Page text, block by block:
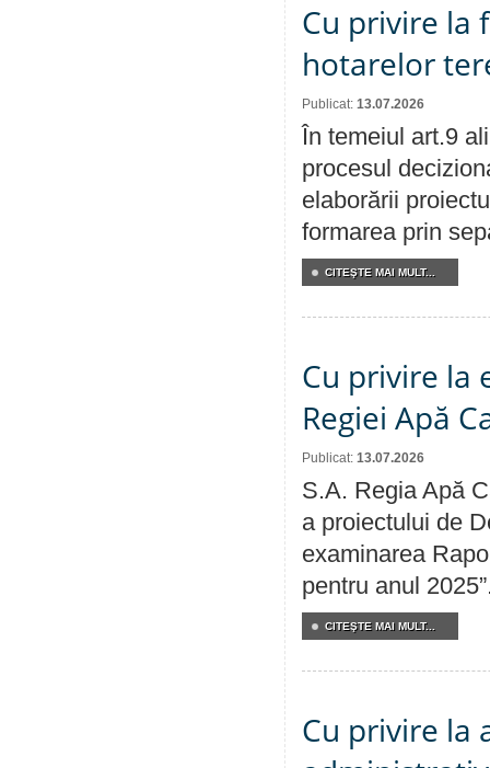
Cu privire la
hotarelor
Publicat: 13.07.2026
În temeiul art.9
procesul
elaborării
formarea prin
CITEŞTE MAI MULT...
Cu privire la
Regiei Apă
Publicat: 13.07.2026
S.A. Regia Apă
a proiectului de
examinarea
pentru anul
CITEŞTE MAI MULT...
Cu privire la